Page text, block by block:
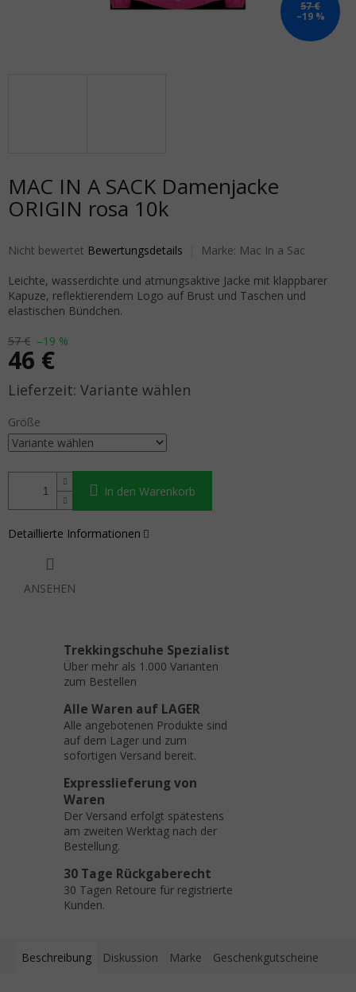
57 €
–19 %
MAC IN A SACK Damenjacke
ORIGIN rosa 10k
Die durchschnittliche Produktbewertung ist 0,0 von 5 Sternen.
Nicht bewertet Bewertungsdetails Marke: Mac In a Sac
57 € –19 %
46 €
Verkaufspreis: Variante wählen
Größe
In den Warenkorb
Leichte, wasserdichte und atmungsaktive Jacke mit klappbarer
Kapuze, reflektierendem Logo auf Brust und Taschen und
elastischen Bündchen.
Detaillierte Informationen
ANSEHEN
Trekkingschuhe Spezialist
Über mehr als 1.000 Varianten
zum Bestellen
Alle Waren auf LAGER
Alle angebotenen Produkte sind
auf dem Lager und zum
sofortigen Versand bereit.
Expresslieferung von
Waren
Der Versand erfolgt spätestens
am zweiten Werktag nach der
Bestellung.
30 Tage Rückgaberecht
30 Tagen Retoure für registrierte
Kunden.
Beschreibung Diskussion Marke Geschenkgutscheine